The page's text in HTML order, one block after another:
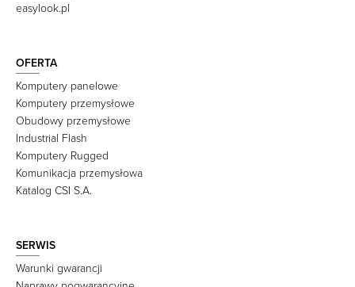
easylook.pl
OFERTA
Komputery panelowe
Komputery przemysłowe
Obudowy przemysłowe
Industrial Flash
Komputery Rugged
Komunikacja przemysłowa
Katalog CSI S.A.
SERWIS
Warunki gwarancji